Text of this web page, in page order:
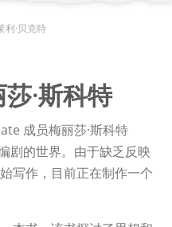
利·贝克特
·斯科特
成员梅丽莎·斯科特
剧的世界。由于缺乏反映
写作，目前正在制作一个